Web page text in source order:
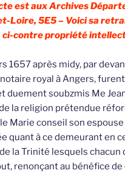
est aux Archives
Loire, 5E5 – Voici sa
ci-contre propriété
1657 après midy, par
royal à Angers,
duement soubzmis Me
la religion prétendue
Marie conseil son
quant à ce demeurant en
la Trinité lesquels chacun
renonçant au bénéfice de